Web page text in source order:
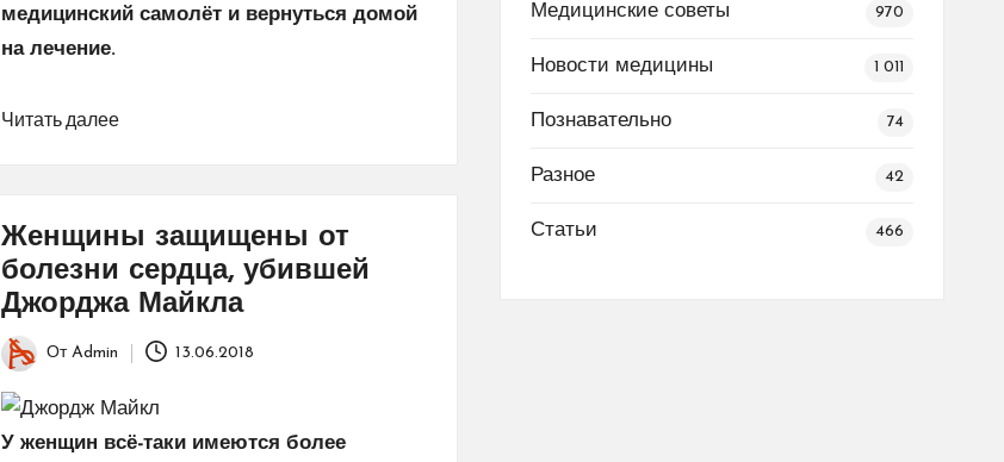
медицинский самолёт и вернуться домой
на лечение.
Читать далее
Женщины защищены от
болезни сердца, убившей
Джорджа Майкла
Запись
от
От Admin 13.06.2018
У женщин всё-таки имеются более
Медицинские советы 970
Новости медицины 1 011
Познавательно 74
Разное 42
Статьи 466